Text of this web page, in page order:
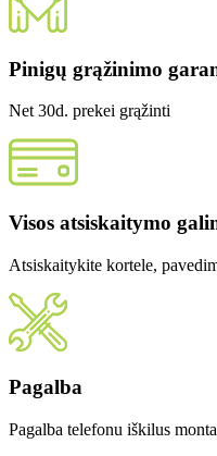
Pinigų grąžinimo
Net 30d. prekei grąžinti
Visos atsiskaitymo
Atsiskaitykite kortele,
Pagalba
Pagalba telefonu iškilus